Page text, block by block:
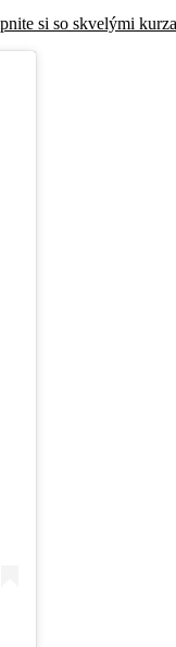
si so skvelými